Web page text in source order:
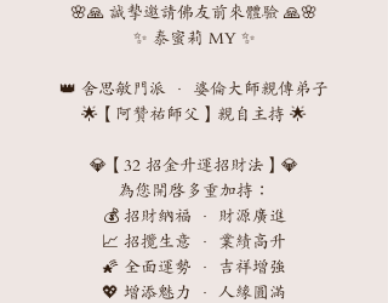
🌸🙏 誠摯邀請佛友前來體驗 🙏🌸
✨ 泰蜜莉 MY ✨
👑 舍思敏門派 · 婆倫大師親傳弟子
🌟【阿贊祐師父】親自主持 🌟
💎【32 招金升運招財法】💎
為您開啟多重加持：
💰 招財納福 · 財源廣進
📈 招攬生意 · 業績高升
🌠 全面運勢 · 吉祥增強
💖 增添魅力 · 人緣圓滿